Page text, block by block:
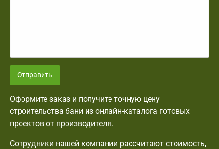
Отправить
Оформите заказ и получите точную цену
строительства бани из онлайн-каталога готовых
проектов от производителя.
Сотрудники нашей компании рассчитают стоимость,